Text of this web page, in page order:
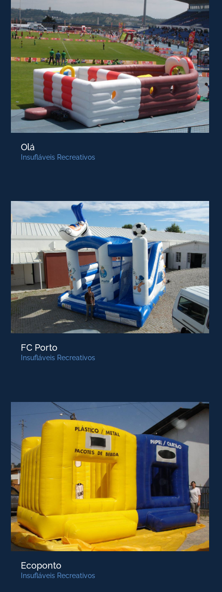
Olá
Insufláveis Recreativos
FC Porto
Insufláveis Recreativos
Ecoponto
Insufláveis Recreativos